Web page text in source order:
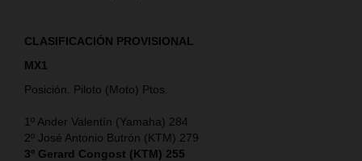
CLASIFICACIÓN PROVISIONAL
MX1
Posición. Piloto (Moto) Ptos.
1º Ander Valentín (Yamaha) 284
2º José Antonio Butrón (KTM) 279
3º Gerard Congost (KTM) 255